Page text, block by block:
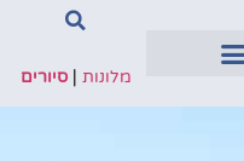
מלונות |סיורים